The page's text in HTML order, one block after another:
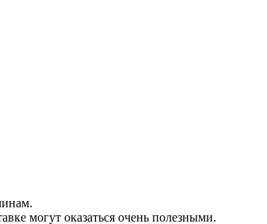
могут оказаться очень полезными.